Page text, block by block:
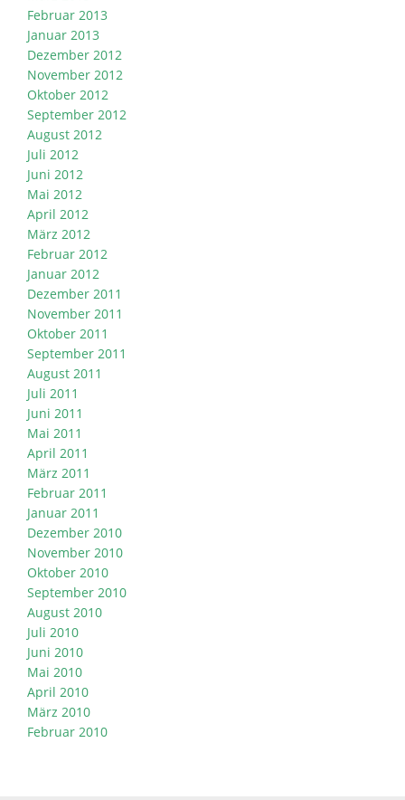
Februar 2013
Januar 2013
Dezember 2012
November 2012
Oktober 2012
September 2012
August 2012
Juli 2012
Juni 2012
Mai 2012
April 2012
März 2012
Februar 2012
Januar 2012
Dezember 2011
November 2011
Oktober 2011
September 2011
August 2011
Juli 2011
Juni 2011
Mai 2011
April 2011
März 2011
Februar 2011
Januar 2011
Dezember 2010
November 2010
Oktober 2010
September 2010
August 2010
Juli 2010
Juni 2010
Mai 2010
April 2010
März 2010
Februar 2010